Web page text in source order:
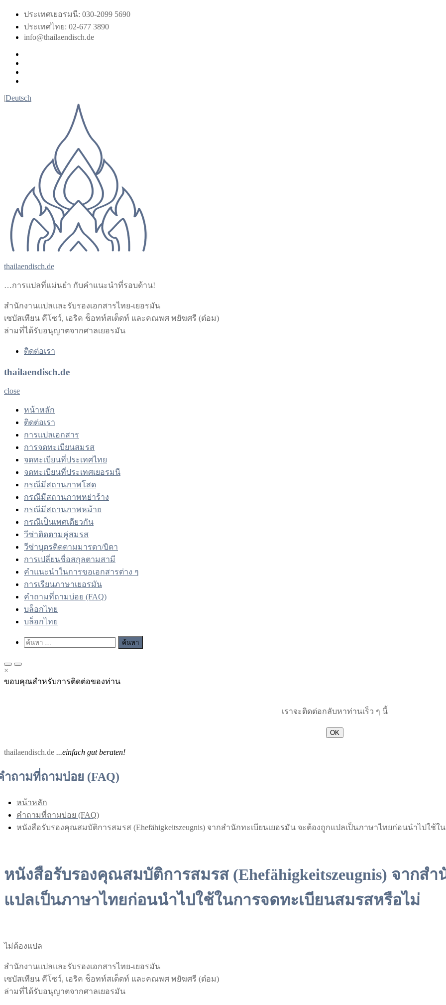
Skip
content
ประเทศเยอรมนี: 030-2099 5690
ประเทศไทย: 02-677 3890
info@thailaendisch.de
|Deutsch
thailaendisch.de
…การแปลที่แม่นยำ กับคำแนะนำที่รอบด้าน!
สำนักงานแปลและรับรองเอกสารไทย-เยอรมัน
เซบัสเทียน คีโซว์, เอริค ช็อทท์สเต็ดท์ และคณพศ พยัฆศรี (ต๋อม)
ล่ามที่ได้รับอนุญาตจากศาลเยอรมัน
ติดต่อเรา
thailaendisch.de
close
หน้าหลัก
ติดต่อเรา
การแปลเอกสาร
การจดทะเบียนสมรส
จดทะเบียนที่ประเทศไทย
จดทะเบียนที่ประเทศเยอรมนี
กรณีมีสถานภาพโสด
กรณีมีสถานภาพหย่าร้าง
กรณีมีสถานภาพหม้าย
กรณีเป็นเพศเดียวกัน
วีซ่าติดตามคู่สมรส
วีซ่าบุตรติดตามมารดา/บิดา
การเปลี่ยนชื่อสกุลตามสามี
คำแนะนำในการขอเอกสารต่าง ๆ
การเรียนภาษาเยอรมัน
คำถามที่ถามบ่อย (FAQ)
บล็อกไทย
บล็อกไทย
Show
Search
ค้นหา
Primary
for
Primary
for
×
ขอบคุณสำหรับการติดต่อของท่าน
เราจะติดต่อกลับหาท่านเร็ว ๆ นี้
OK
thailaendisch.de ...einfach gut beraten!
ำถามที่ถามบ่อย (FAQ)
หน้าหลัก
คำถามที่ถามบ่อย (FAQ)
หนังสือรับรองคุณสมบัติการสมรส (Ehefähigkeitszeugnis) จากสำนักทะเบียนเยอรมัน จะต้องถูกแปลเป็นภาษาไทยก่อนนำไปใช้
หนังสือรับรองคุณสมบัติการสมรส (Ehefähigkeitszeugnis) จากส
แปลเป็นภาษาไทยก่อนนำไปใช้ในการจดทะเบียนสมรสหรือไม่
ไม่ต้องแปล
สำนักงานแปลและรับรองเอกสารไทย-เยอรมัน
เซบัสเทียน คีโซว์, เอริค ช็อทท์สเต็ดท์ และคณพศ พยัฆศรี (ต๋อม)
ล่ามที่ได้รับอนุญาตจากศาลเยอรมัน